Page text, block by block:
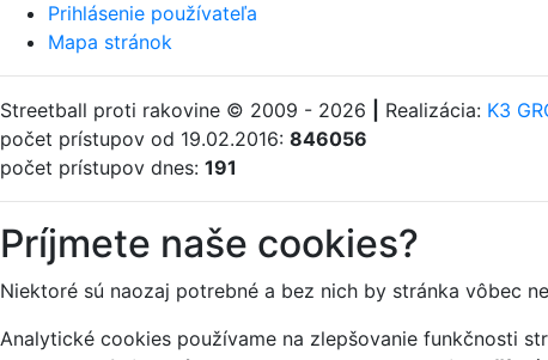
Prihlásenie používateľa
Mapa stránok
Streetball proti rakovine © 2009 - 2026 Realizácia: K3
počet prístupov od 19.02.2016: 846056
počet prístupov dnes: 191
Príjmete naše cookies?
Niektoré sú naozaj potrebné a bez nich by stránka vôbec
Analytické cookies používame na zlepšovanie funkčnosti